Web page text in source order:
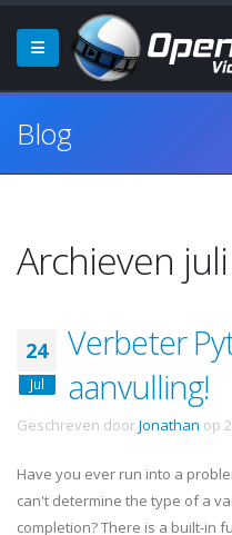
Blog
Archieven
24
Jul
Verbeter
aanvulling!
Geschreven doorJonathan op
Have you ever run into a
can't determine the type of a
completion? There is a built-in